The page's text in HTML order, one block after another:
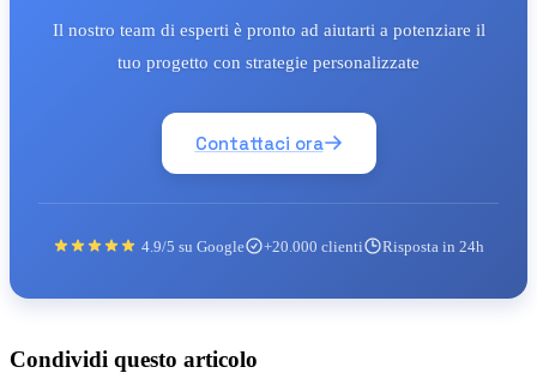
Il nostro team di esperti è pronto ad aiutarti a potenziare il
tuo progetto con strategie personalizzate
Contattaci ora
4.9/5 su Google +20.000 clienti Risposta in 24h
Condividi questo articolo